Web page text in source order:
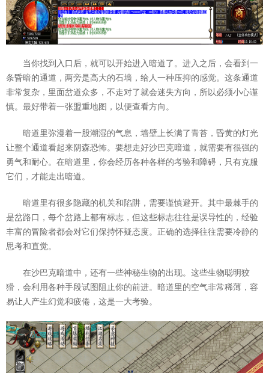
当你找到入口后，就可以开始进入暗道了。进入之后，会看到一
条昏暗的通道，两旁是高大的石墙，给人一种压抑的感觉。这条通道
非常复杂，里面岔道众多，不走对了就会迷失方向，所以必须小心谨
慎。最好带着一张盟重地图，以便查看方向。
暗道里弥漫着一股潮湿的气息，墙壁上长满了青苔，昏黄的灯光
让整个通道看起来阴森恐怖。要想走好沙巴克暗道，就需要有很强的
勇气和耐心。在暗道里，你会经历各种各样的考验和障碍，只有克服
它们，才能走出暗道。
暗道里有很多隐藏的机关和陷阱，需要谨慎避开。其中最棘手的
是岔路口，每个岔路上都有标志，但这些标志往往是误导性的，经验
丰富的冒险者都会对它们保持怀疑态度。正确的选择往往需要冷静的
思考和直觉。
在沙巴克暗道中，还有一些神秘生物的出现。这些生物聪明狡
猾，会利用各种手段试图阻止你的前进。暗道里的空气非常稀薄，容
易让人产生幻觉和疲倦，这是一大考验。